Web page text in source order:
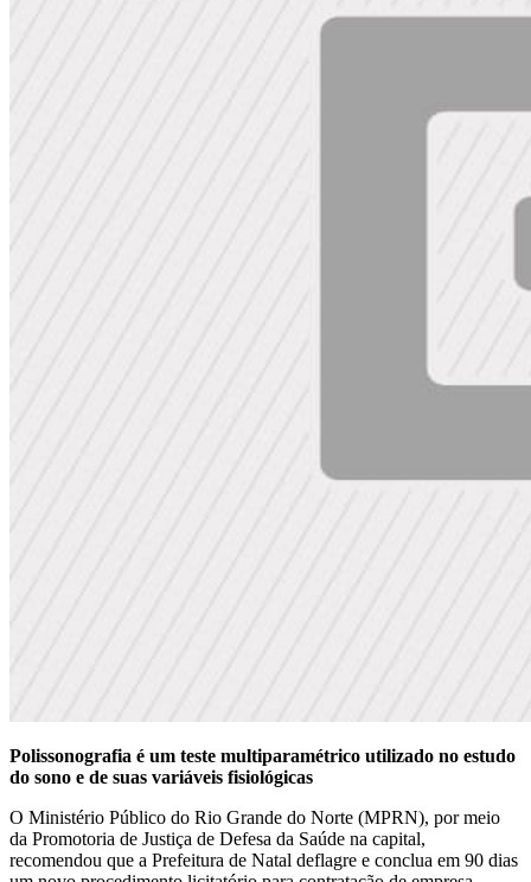
Polissonografia é um teste multiparamétrico utilizado no estudo
do sono e de suas variáveis fisiológicas
O Ministério Público do Rio Grande do Norte (MPRN), por meio
da Promotoria de Justiça de Defesa da Saúde na capital,
recomendou que a Prefeitura de Natal deflagre e conclua em 90 dias